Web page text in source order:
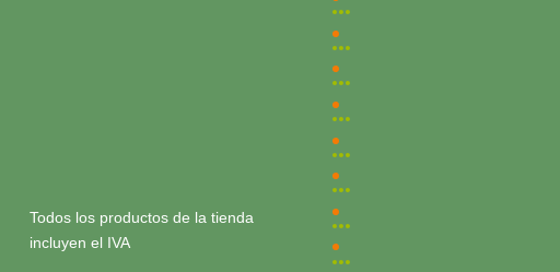
Todos los productos de la tienda
incluyen el IVA